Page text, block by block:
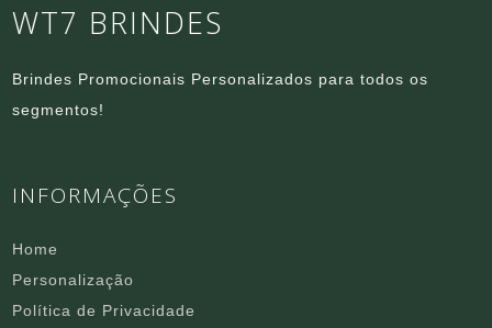
WT7 BRINDES
Brindes Promocionais Personalizados para todos os
segmentos!
INFORMAÇÕES
Home
Personalização
Política de Privacidade